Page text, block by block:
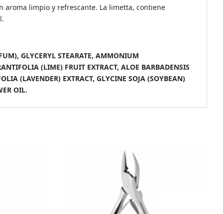
aroma limpio y refrescante. La limetta, contiene
GLYCERYL STEARATE, AMMONIUM
(LIME) FRUIT EXTRACT, ALOE BARBADENSIS
(LAVENDER) EXTRACT, GLYCINE SOJA (SOYBEAN)
OIL.